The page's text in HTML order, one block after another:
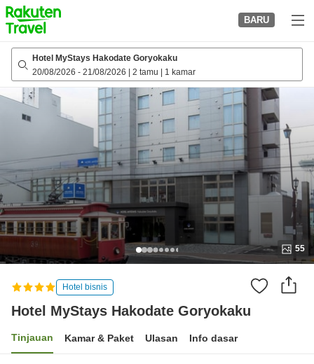
to
top
page
BARU
Hotel MyStays Hakodate Goryokaku
20/08/2026 - 21/08/2026 2 tamu 1 kamar
55
Hotel bisnis
Hotel MyStays Hakodate Goryokaku
Tinjauan Kamar & Paket Ulasan Info dasar